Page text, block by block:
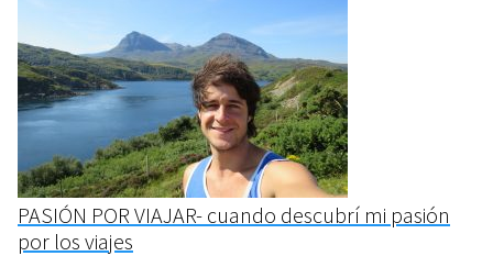
PASIÓN POR VIAJAR- cuando descubrí mi pasión
por los viajes